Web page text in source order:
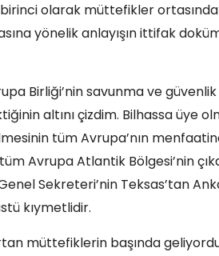
olarak müttefikler
yönelik anlayışın ittifak
Birliği’nin savunma ve güvenlik
altını çizdim. Bilhassa üye
tüm Avrupa’nın
Avrupa Atlantik Bölgesi’nin
Sekreteri’nin Teksas’tan
kıymetlidir.
müttefiklerin başında